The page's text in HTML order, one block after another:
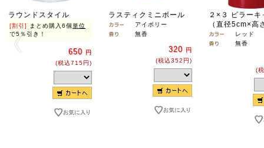
ラウンドスタイル
[割引] まとめ購入6個 単位
で5％引き！
650 円
(税込715円)
ラスティクミニボール
アイボリー
無香
320 円
(税込352円)
２×３ ピラーキ
（直径5cm×高
レッド
無香
(